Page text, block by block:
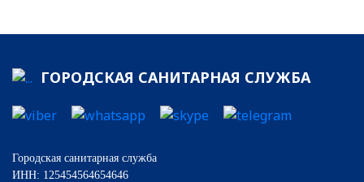
ГОРОДСКАЯ САНИТАРНАЯ СЛУЖБА
Городская санитарная служба
ИНН: 125454564654646